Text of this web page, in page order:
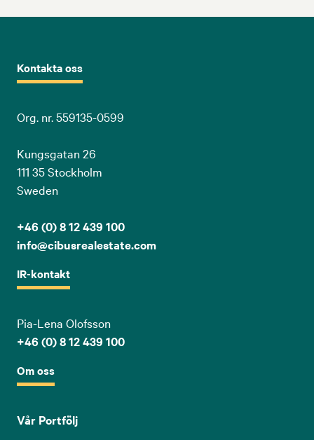
Kontakta oss
Org. nr. 559135-0599
Kungsgatan 26
111 35 Stockholm
Sweden
+46 (0) 8 12 439 100
info@cibusrealestate.com
IR-kontakt
Pia-Lena Olofsson
+46 (0) 8 12 439 100
Om oss
Vår Portfölj